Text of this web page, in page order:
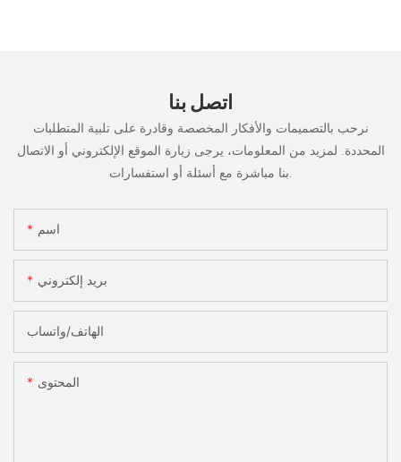
اتصل بنا
نرحب بالتصميمات والأفكار المخصصة وقادرة على تلبية المتطلبات
المحددة. لمزيد من المعلومات، يرجى زيارة الموقع الإلكتروني أو الاتصال
اسم
بريد إلكتروني
الهاتف/واتساب
المحتوى